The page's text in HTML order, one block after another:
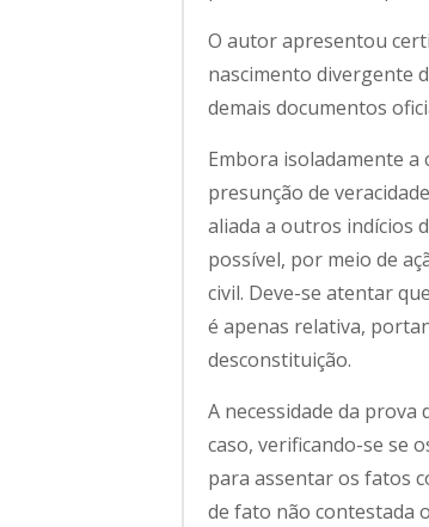
O autor apresentou
nascimento divergente
demais documentos
Embora isoladamente
presunção de
aliada a outros indícios
possível, por meio de
civil. Deve-se atentar
é apenas relativa,
desconstituição.
A necessidade da prova
caso, verificando-se se
para assentar os fatos
de fato não contestada